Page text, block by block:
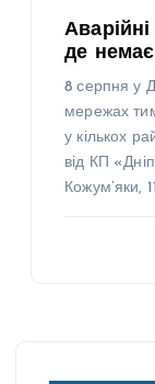
де
8 серпня у
мережах
у кількох
від КП
Кожум’яки,